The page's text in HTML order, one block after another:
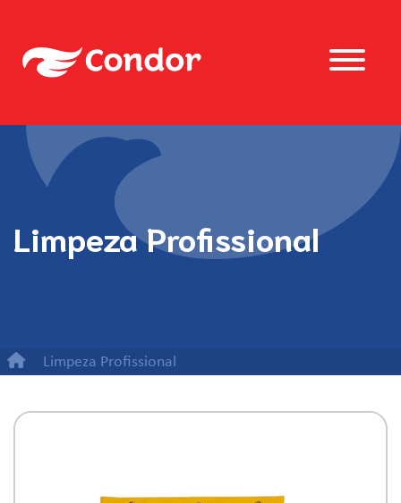
Limpeza Profissional
Limpeza Profissional